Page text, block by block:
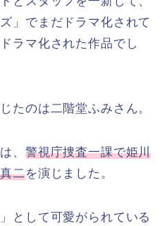
」でまだドラマ化されて
ラマ化された作品でし
たのは二階堂ふみさん。
、 警視庁捜査一課で姫川
二を演じました。
として可愛がられている